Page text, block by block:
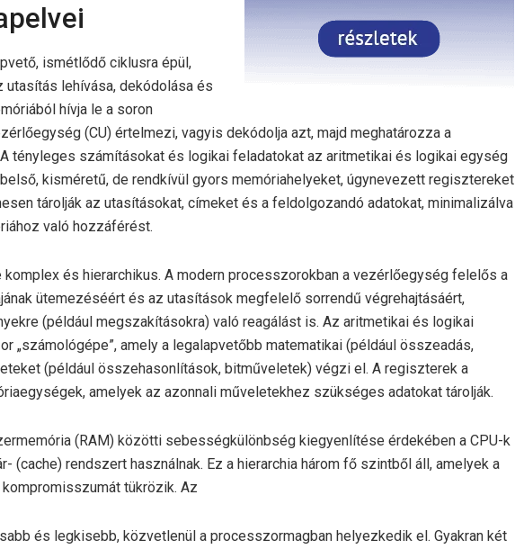
ismétlődő ciklusra épül,
lehívása, dekódolása és
hívja le a soron
(CU) értelmezi, vagyis dekódolja azt, majd meghatározza a
tényleges számításokat és logikai feladatokat az aritmetikai és logikai egység
belső, kisméretű, de rendkívül gyors memóriahelyeket, úgynevezett regisztereket
tárolják az utasításokat, címeket és a feldolgozandó adatokat, minimalizálva
való hozzáférést.
és hierarchikus. A modern processzorokban a vezérlőegység felelős a
ütemezéséért és az utasítások megfelelő sorrendű végrehajtásáért,
(például megszakításokra) való reagálást is. Az aritmetikai és logikai
„számológépe”, amely a legalapvetőbb matematikai (például összeadás,
(például összehasonlítások, bitműveletek) végzi el. A regiszterek a
amelyek az azonnali műveletekhez szükséges adatokat tárolják.
(RAM) közötti sebességkülönbség kiegyenlítése érdekében a CPU-k
(cache) rendszert használnak. Ez a hierarchia három fő szintből áll, amelyek a
tükrözik. Az
és legkisebb, közvetlenül a processzormagban helyezkedik el. Gyakran két